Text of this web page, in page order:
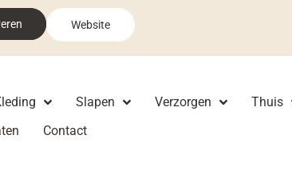
Website
Slapen Verzorgen Thuis
Contact